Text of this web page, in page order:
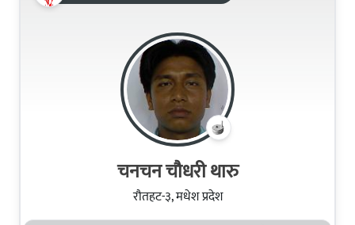
चनचन चौधरी थारु
रौतहट-३, मधेश प्रदेश